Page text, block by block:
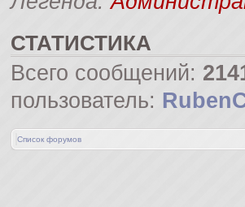
СТАТИСТИКА
Всего сообщений:
пользователь:
Список форумов